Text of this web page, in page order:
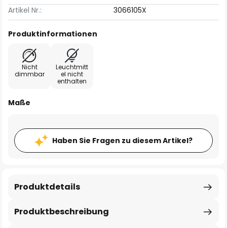
Artikel Nr.:
3066105X
Produktinformationen
Nicht
dimmbar
Leuchtmitt
el nicht
enthalten
Maße
Haben Sie Fragen zu diesem Artikel?
Produktbeschreibung
Produktdetails